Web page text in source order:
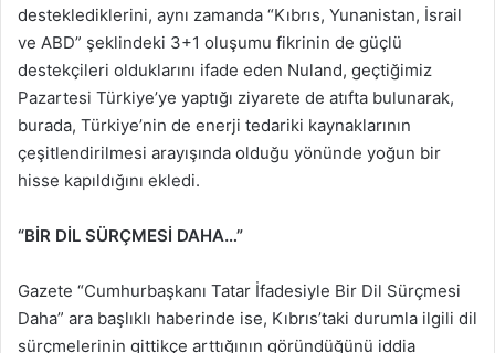
desteklediklerini, aynı zamanda “Kıbrıs, Yunanistan, İsrail
ve ABD” şeklindeki 3+1 oluşumu fikrinin de güçlü
destekçileri olduklarını ifade eden Nuland, geçtiğimiz
Pazartesi Türkiye’ye yaptığı ziyarete de atıfta bulunarak,
burada, Türkiye’nin de enerji tedariki kaynaklarının
çeşitlendirilmesi arayışında olduğu yönünde yoğun bir
hisse kapıldığını ekledi.
“BİR DİL SÜRÇMESİ DAHA…”
Gazete “Cumhurbaşkanı Tatar İfadesiyle Bir Dil Sürçmesi
Daha” ara başlıklı haberinde ise, Kıbrıs’taki durumla ilgili dil
sürçmelerinin gittikçe arttığının göründüğünü iddia